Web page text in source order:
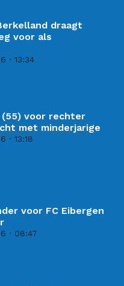
draagt
voor als
13:34
(55) voor rechter
met minderjarige
13:18
voor FC Eibergen
08:47